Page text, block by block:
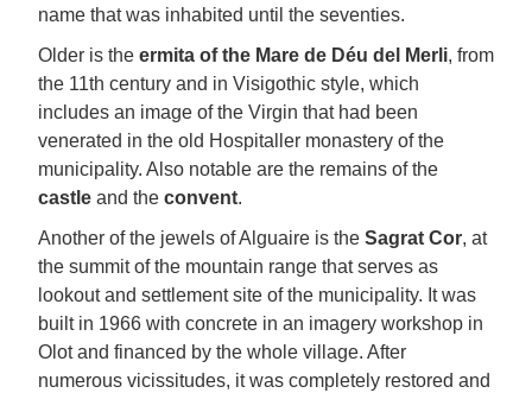
name that was inhabited until the seventies.
Older is the ermita of the Mare de Déu del Merli, from
the 11th century and in Visigothic style, which
includes an image of the Virgin that had been
venerated in the old Hospitaller monastery of the
municipality. Also notable are the remains of the
castle and the convent.
Another of the jewels of Alguaire is the Sagrat Cor, at
the summit of the mountain range that serves as
lookout and settlement site of the municipality. It was
built in 1966 with concrete in an imagery workshop in
Olot and financed by the whole village. After
numerous vicissitudes, it was completely restored and